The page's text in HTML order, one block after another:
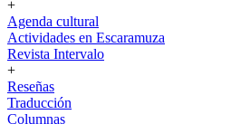
+
Agenda cultural
Actividades en Escaramuza
Revista Intervalo
+
Reseñas
Traducción
Columnas